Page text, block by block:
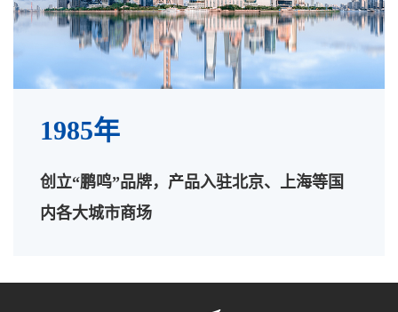
1985年
创立“鹏鸣”品牌，产品入驻北京、上海等国
内各大城市商场